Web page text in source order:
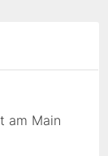
am Main